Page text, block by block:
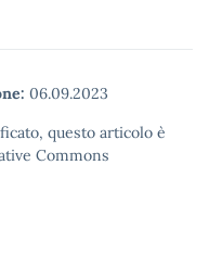
06.09.2023
questo articolo è
Commons